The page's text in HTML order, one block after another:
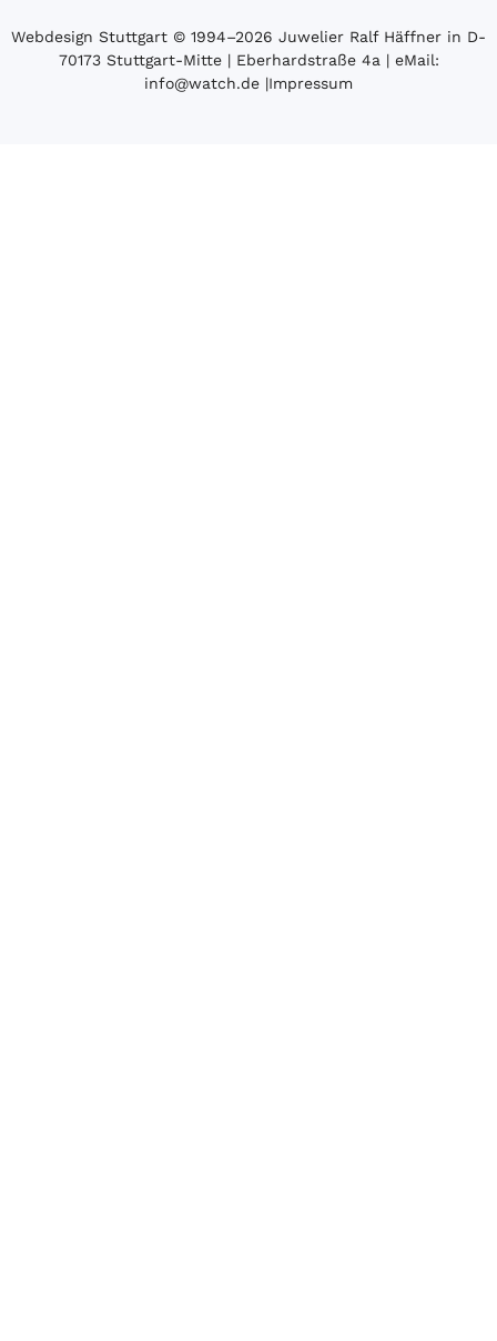
Webdesign Stuttgart © 1994­–2026 Juwelier Ralf Häffner in D-
70173 Stuttgart-Mitte | Eberhardstraße 4a | eMail:
info@watch.de |Impressum